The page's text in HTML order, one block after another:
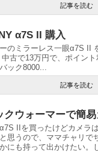
記事を読む
α7S II 購入
のミラーレス一眼α7S II
中古で13万円で、ポイン
ック8000...
記事を読む
クウォーマーで簡
IIを買ったけどカメラ
思うので、ママチャリで
にも持って出かけたい。